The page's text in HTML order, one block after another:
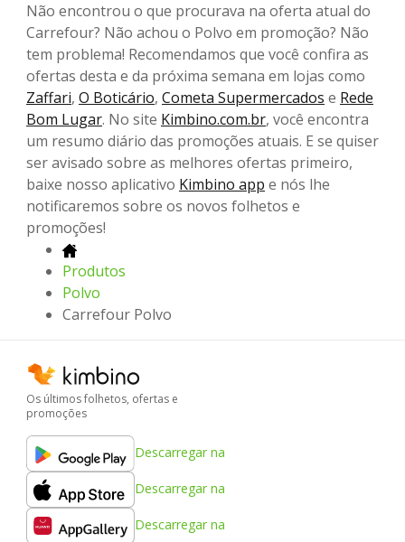
Não encontrou o que procurava na oferta atual do
Carrefour? Não achou o Polvo em promoção? Não
tem problema! Recomendamos que você confira as
ofertas desta e da próxima semana em lojas como
Zaffari, O Boticário, Cometa Supermercados e Rede
Bom Lugar. No site Kimbino.com.br, você encontra
um resumo diário das promoções atuais. E se quiser
ser avisado sobre as melhores ofertas primeiro,
baixe nosso aplicativo Kimbino app e nós lhe
notificaremos sobre os novos folhetos e
promoções!
Produtos
Polvo
Carrefour Polvo
Os últimos folhetos, ofertas e
promoções
Descarregar na
Descarregar na
Descarregar na